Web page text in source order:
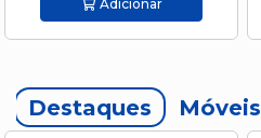
Adicionar
Destaques Móveis